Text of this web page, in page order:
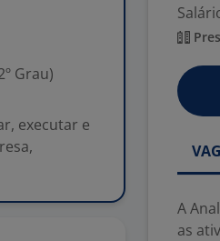
Grau)
executar e
A
as